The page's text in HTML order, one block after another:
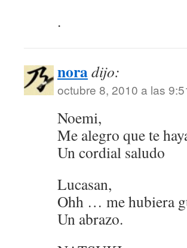
.
noradijo:
octubre 8, 2010 a las
Noemi,
Me alegro que te
Un cordial saludo
Lucasan,
Ohh … me hubiera
Un abrazo.